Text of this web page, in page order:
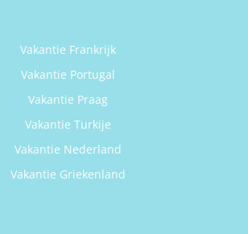
Vakantie Frankrijk
Vakantie Portugal
Vakantie Praag
Vakantie Turkije
Vakantie Nederland
Vakantie Griekenland